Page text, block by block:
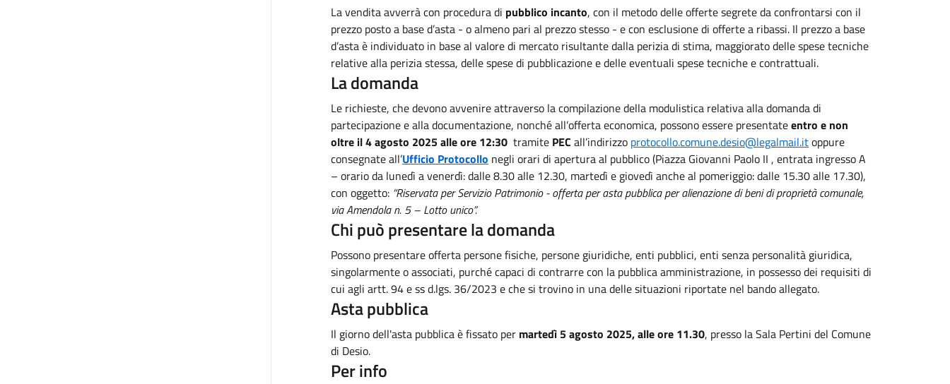
La vendita avverrà con procedura di pubblico incanto, con il metodo delle offerte segrete da confrontarsi con il
prezzo posto a base d’asta - o almeno pari al prezzo stesso - e con esclusione di offerte a ribassi. Il prezzo a base
d’asta è individuato in base al valore di mercato risultante dalla perizia di stima, maggiorato delle spese tecniche
relative alla perizia stessa, delle spese di pubblicazione e delle eventuali spese tecniche e contrattuali.
La domanda
Le richieste, che devono avvenire attraverso la compilazione della modulistica relativa alla domanda di
partecipazione e alla documentazione, nonché all’offerta economica, possono essere presentateentro e non
oltre il 4 agosto 2025 alle ore 12:30tramitePEC all’indirizzo protocollo.comune.desio@legalmail.itoppure
consegnate all’Ufficio Protocollo negli orari di apertura al pubblico (Piazza Giovanni Paolo II , entrata ingresso A
– orario da lunedì a venerdì: dalle 8.30 alle 12.30, martedì e giovedì anche al pomeriggio: dalle 15.30 alle 17.30),
con oggetto:“Riservata per Servizio Patrimonio - offerta per asta pubblica per alienazione di beni di proprietà comunale,
via Amendola n. 5 – Lotto unico”.
Chi può presentare la domanda
Possono presentare offerta persone fisiche, persone giuridiche, enti pubblici, enti senza personalità giuridica,
singolarmente o associati, purché capaci di contrarre con la pubblica amministrazione, in possesso dei requisiti di
cui agli artt. 94 e ss d.lgs. 36/2023 e che si trovino in una delle situazioni riportate nel bando allegato.
Asta pubblica
Il giorno dell'asta pubblica è fissato per martedì 5 agosto 2025, alle ore 11.30, presso la Sala Pertini del Comune
di Desio.
Per info